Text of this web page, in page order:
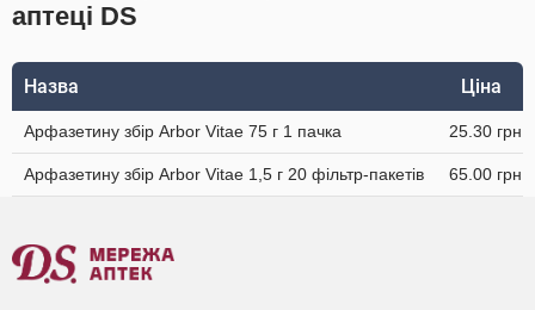
аптеці DS
Назва Ціна
Арфазетину збір Arbor Vitae 75 г 1 пачка 25.30 грн
Арфазетину збір Arbor Vitae 1,5 г 20 фільтр-пакетів 65.00 грн